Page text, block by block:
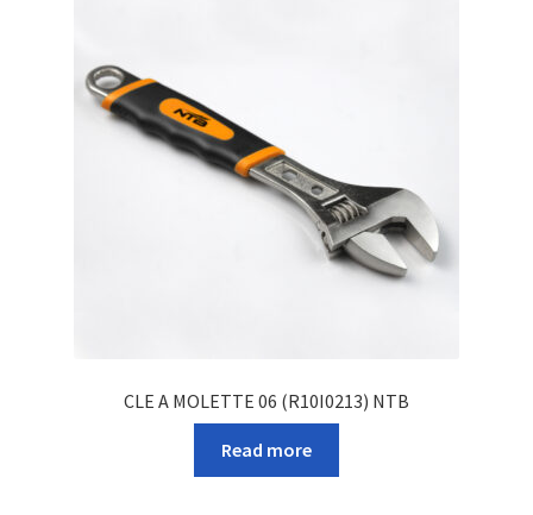
CLE A MOLETTE 06 (R10I0213) NTB
Read more